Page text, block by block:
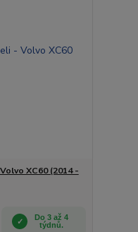
XC60 (2014 -
Do 3 až 4
týdnů.